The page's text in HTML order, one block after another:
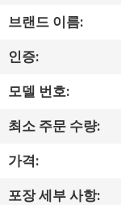
우
리
에
여
vchektest.com.
All
Reserved.
브랜드 이름:
인증:
모델 번호:
최소 주문 수량:
가격:
포장 세부 사항: